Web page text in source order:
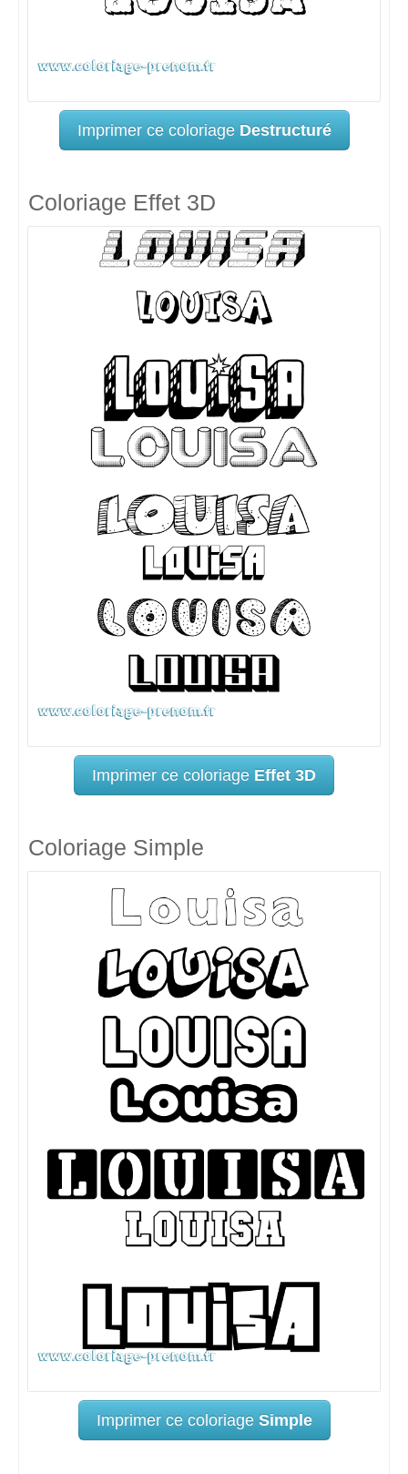
Imprimer ce coloriage Destructuré
Coloriage Effet 3D
Imprimer ce coloriage Effet 3D
Coloriage Simple
Imprimer ce coloriage Simple